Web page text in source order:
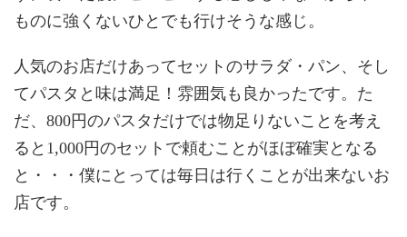
ものに強くないひとでも行けそうな感じ。
人気のお店だけあってセットのサラダ・パン、そし
てパスタと味は満足！雰囲気も良かったです。た
だ、800円のパスタだけでは物足りないことを考え
ると1,000円のセットで頼むことがほぼ確実となる
と・・・僕にとっては毎日は行くことが出来ないお
店です。